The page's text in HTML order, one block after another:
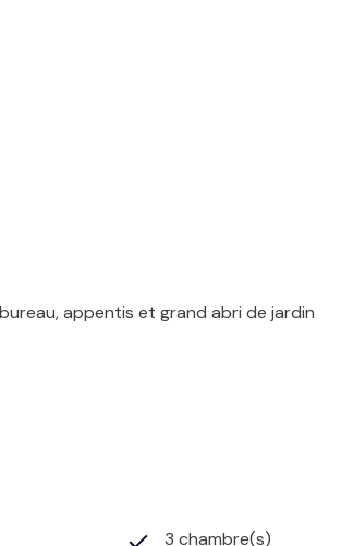
appentis et grand abri de jardin
3 chambre(s)